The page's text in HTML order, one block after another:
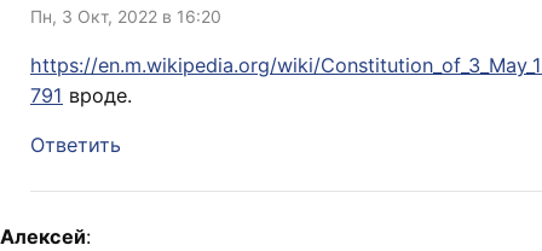
Пн, 3 Окт, 2022 в 16:20
https://en.m.wikipedia.org/wiki/Constitution_of_3_May_1
791 вроде.
Ответить
Алексей: